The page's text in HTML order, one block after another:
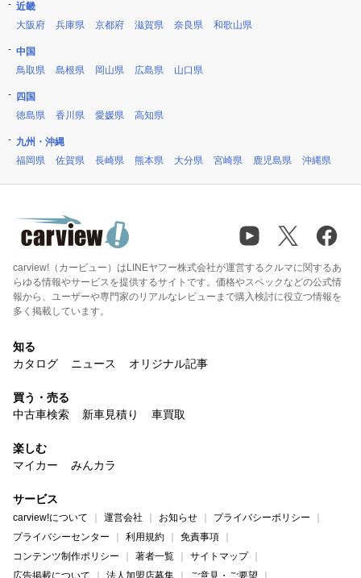
近畿
大阪府
兵庫県 京都府 滋賀県 奈良県 和歌山県
中国
鳥取県
島根県 岡山県 広島県 山口県
四国
徳島県
香川県 愛媛県 高知県
九州・沖縄
福岡県
佐賀県 長崎県 熊本県 大分県 宮崎県 鹿児島県 沖縄県
carview!（カービュー）はLINEヤフー株式会社が運営するクルマに関するあ
らゆる情報やサービスを提供するサイトです。価格やスペックなどの公式情
報から、ユーザーや専門家のリアルなレビューまで購入検討に役立つ情報を
多く掲載しています。
知る
カタログ
ニュース オリジナル記事
買う・売る
中古車検索
新車見積り 車買取
楽しむ
マイカー
みんカラ
サービス
carview!について 運営会社 お知らせ
プライバシーポリシー
プライバシーセンター
利用規約
免責事項
コンテンツ制作ポリシー
著者一覧
サイトマップ